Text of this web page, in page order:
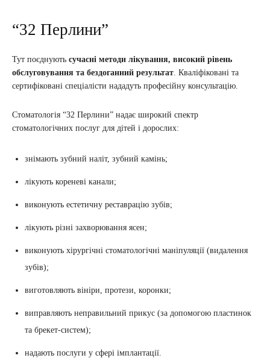
“32 Перлини”
Тут поєднують сучасні методи лікування, високий рівень
обслуговування та бездоганний результат . Кваліфіковані та
сертифіковані спеціалісти нададуть професійну консультацію.
Стоматологія “32 Перлини” надає широкий спектр
стоматологічних послуг для дітей і дорослих:
знімають зубний наліт, зубний камінь;
лікують кореневі канали;
виконують естетичну реставрацію зубів;
лікують різні захворювання ясен;
виконують хірургічні стоматологічні маніпуляції (видалення
зубів);
виготовляють вініри, протези, коронки;
виправляють неправильний прикус (за допомогою пластинок
та брекет-систем);
надають послуги у сфері імплантації.